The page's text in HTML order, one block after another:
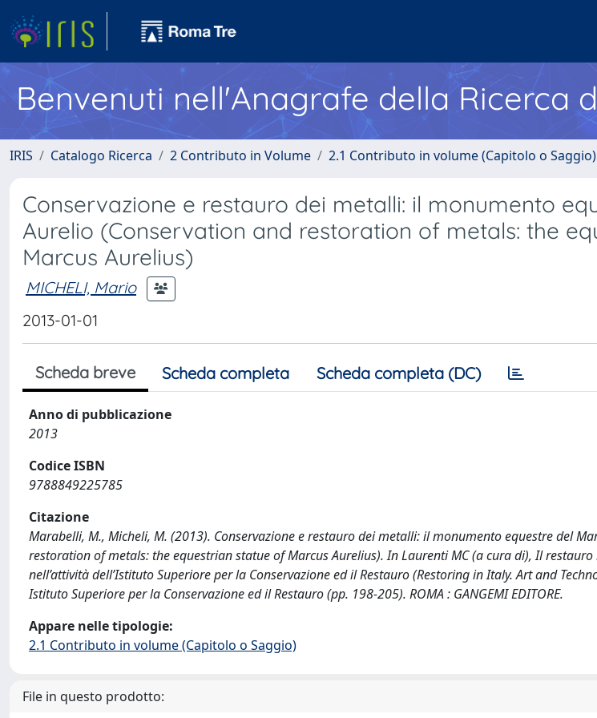
Benvenuti nell'Anagrafe della Ricerca
IRIS Catalogo Ricerca 2 Contributo in Volume 2.1 Contributo in volume (Capitolo o Saggio)
Conservazione e restauro dei metalli: il monumento
Aurelio (Conservation and restoration of metals: the
Marcus Aurelius)
MICHELI, Mario
2013-01-01
Scheda breve Scheda completa Scheda completa (DC)
Anno di pubblicazione
2013
Codice ISBN
9788849225785
Citazione
Marabelli, M., Micheli, M. (2013). Conservazione e restauro dei metalli: il monumento equestre del
restoration of metals: the equestrian statue of Marcus Aurelius). In Laurenti MC (a cura di), Il
nell’attività dell’Istituto Superiore per la Conservazione ed il Restauro (Restoring in Italy. Art and
Istituto Superiore per la Conservazione ed il Restauro (pp. 198-205). ROMA : GANGEMI EDITORE.
Appare nelle tipologie:
2.1 Contributo in volume (Capitolo o Saggio)
File in questo prodotto: